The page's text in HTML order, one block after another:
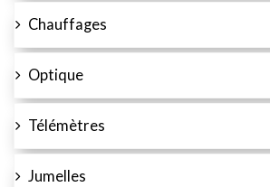
Chauffages
Optique
Télémètres
Jumelles